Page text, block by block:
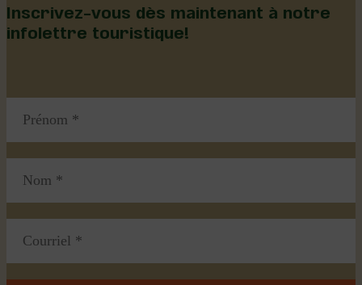
Inscrivez-vous dès maintenant à notre
infolettre touristique!